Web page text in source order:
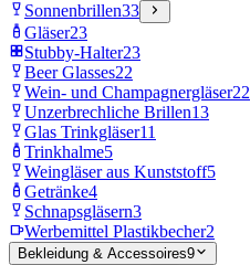
Sonnenbrillen33
Gläser23
Stubby-Halter23
Beer Glasses22
Wein- und Champagnergläser22
Unzerbrechliche Brillen13
Glas Trinkgläser11
Trinkhalme5
Weingläser aus Kunststoff5
Getränke4
Schnapsgläsern3
Werbemittel Plastikbecher2
Bekleidung & Accessoires9